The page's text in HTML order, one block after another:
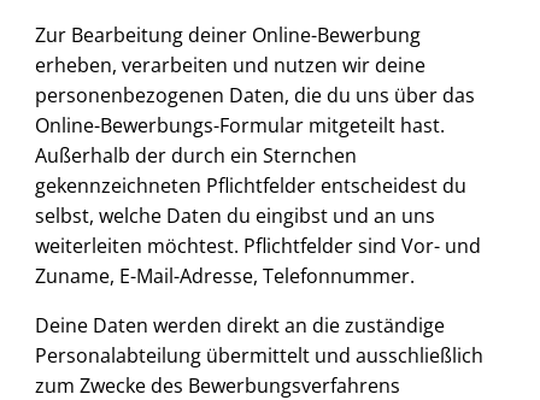
Zur Bearbeitung deiner Online-Bewerbung
erheben, verarbeiten und nutzen wir deine
personenbezogenen Daten, die du uns über das
Online-Bewerbungs-Formular mitgeteilt hast.
Außerhalb der durch ein Sternchen
gekennzeichneten Pflichtfelder entscheidest du
selbst, welche Daten du eingibst und an uns
weiterleiten möchtest. Pflichtfelder sind Vor- und
Zuname, E-Mail-Adresse, Telefonnummer.
Deine Daten werden direkt an die zuständige
Personalabteilung übermittelt und ausschließlich
zum Zwecke des Bewerbungsverfahrens